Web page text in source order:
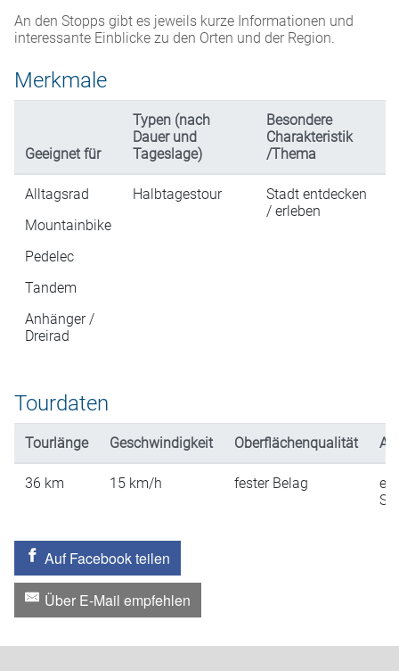
An den Stopps gibt es jeweils kurze Informationen und
interessante Einblicke zu den Orten und der Region.
Merkmale
Geeignet für
Typen (nach
Dauer und
Tageslage)
Besondere
Charakteristik
/Thema
Alltagsrad
Mountainbike
Pedelec
Tandem
Anhänger /
Dreirad
Halbtagestour
Stadt entdecken
/ erleben
Tourdaten
Tourlänge Geschwindigkeit Oberflächenqualität
36 km 15 km/h fester Belag
Auf Facebook teilen
Über E-Mail empfehlen